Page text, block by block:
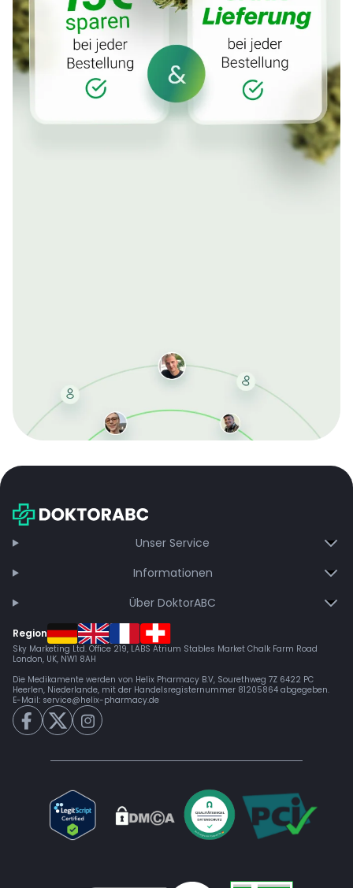
bei jeder Bestellung, erhalten schnelle Lieferung und
Unser Service
Informationen
Über DoktorABC
Region
Sky Marketing Ltd. Office 219, LABS Atrium Stables Market Chalk Farm Road
London, UK, NW1 8AH
Die Medikamente werden von Helix Pharmacy B.V, Sourethweg 7Z 6422 PC
Heerlen, Niederlande, mit der Handelsregisternummer 81205864 abgegeben.
E-Mail: service@helix-pharmacy.de